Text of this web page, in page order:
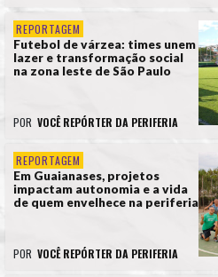
REPORTAGEM
Futebol de várzea: times unem
lazer e transformação social
na zona leste de São Paulo
POR VOCÊ REPÓRTER DA PERIFERIA
REPORTAGEM
Em Guaianases, projetos
impactam autonomia e a vida
de quem envelhece na periferia
POR VOCÊ REPÓRTER DA PERIFERIA